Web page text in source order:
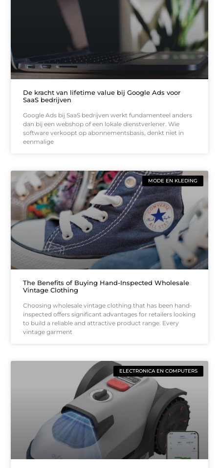
De kracht van lifetime value bij Google Ads voor
SaaS bedrijven
Google Ads bij SaaS bedrijven werkt fundamenteel anders
dan bij een webshop of een lokale dienstverlener. Wie
software verkoopt op abonnementsbasis, denkt niet in
eenmalige
MODE EN KLEDING
The Benefits of Buying Hand-Inspected Wholesale
Vintage Clothing
Choosing wholesale vintage clothing that has been hand-
inspected offers significant advantages for retailers looking
to build a reliable and attractive product range. Every
vintage garment
ELECTRONICA EN COMPUTERS